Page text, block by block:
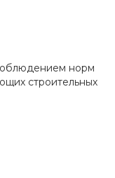
норм
строительных